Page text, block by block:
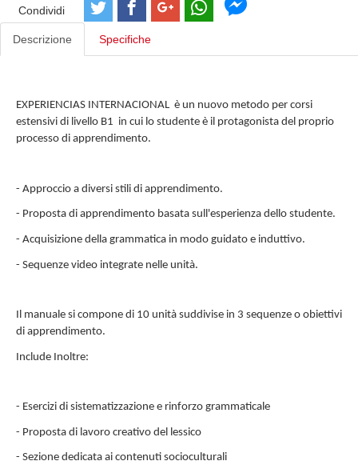
Condividi
Descrizione Specifiche
EXPERIENCIAS INTERNACIONAL è un nuovo metodo per corsi
estensivi di livello B1 in cui lo studente è il protagonista del proprio
processo di apprendimento.
- Approccio a diversi stili di apprendimento.
- Proposta di apprendimento basata sull'esperienza dello studente.
- Acquisizione della grammatica in modo guidato e induttivo.
- Sequenze video integrate nelle unità.
Il manuale si compone di 10 unità suddivise in 3 sequenze o obiettivi
di apprendimento.
Include Inoltre:
- Esercizi di sistematizzazione e rinforzo grammaticale
- Proposta di lavoro creativo del lessico
- Sezione dedicata ai contenuti socioculturali